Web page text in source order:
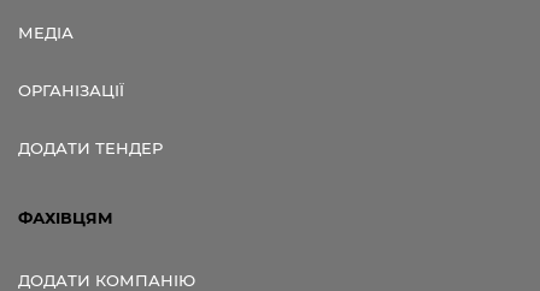
МЕДІА
ОРГАНІЗАЦІЇ
ДОДАТИ ТЕНДЕР
ФАХІВЦЯМ
ДОДАТИ КОМПАНІЮ